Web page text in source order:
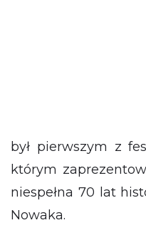
był pierwszym z
którym
niespełna 70 lat
Nowaka.